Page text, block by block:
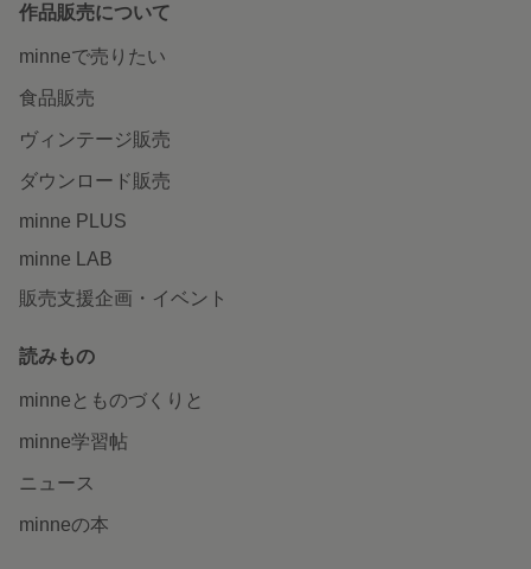
作品販売について
minneで売りたい
食品販売
ヴィンテージ販売
ダウンロード販売
minne PLUS
minne LAB
販売支援企画・イベント
読みもの
minneとものづくりと
minne学習帖
ニュース
minneの本